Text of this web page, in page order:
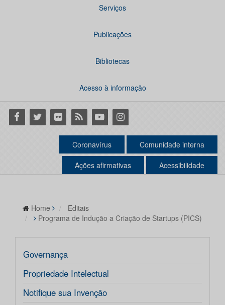
Serviços
Publicações
Bibliotecas
Acesso à informação
Facebook
Twitter Flickr RSS YoutubeInstagram
Coronavírus Comunidade interna
Ações afirmativas Acessibilidade
Home
Editais
Programa de Indução a Criação de Startups (PICS)
Governança
Propriedade Intelectual
Notifique sua Invenção